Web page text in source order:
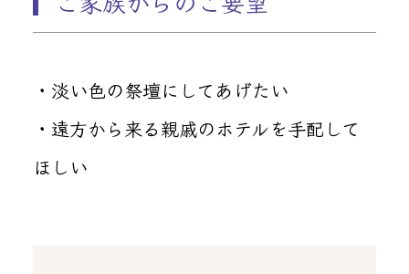
・淡い色の祭壇にしてあげたい
・遠方から来る親戚のホテルを手配して
ほしい